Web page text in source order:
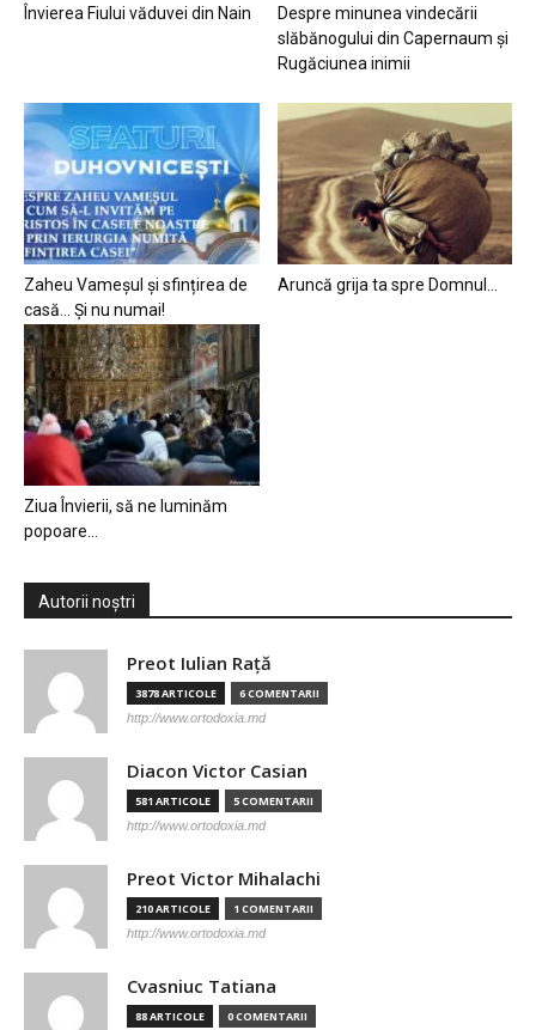
Învierea Fiului văduvei din Nain
Despre minunea vindecării
slăbănogului din Capernaum și
Rugăciunea inimii
Zaheu Vameșul și sfințirea de
casă… Și nu numai!
Aruncă grija ta spre Domnul…
Ziua Învierii, să ne luminăm
popoare…
Autorii noștri
Preot Iulian Raţă
3878 ARTICOLE 6 COMENTARII
http://www.ortodoxia.md
Diacon Victor Casian
581 ARTICOLE 5 COMENTARII
http://www.ortodoxia.md
Preot Victor Mihalachi
210 ARTICOLE 1 COMENTARII
http://www.ortodoxia.md
Cvasniuc Tatiana
88 ARTICOLE 0 COMENTARII